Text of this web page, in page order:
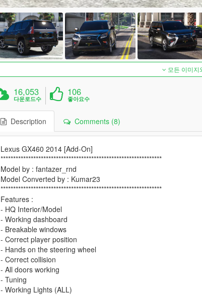
모든 이미
16,053
다운로드수
106
좋아요수
Description Comments (8)
Lexus GX460 2014 [Add-On]
****************************************************************
Model by : fantazer_rnd
Model Converted by : Kumar23
****************************************************************
Features :
- HQ Interior/Model
- Working dashboard
- Breakable windows
- Correct player position
- Hands on the steering wheel
- Correct collision
- All doors working
- Tuning
- Working Lights (ALL)